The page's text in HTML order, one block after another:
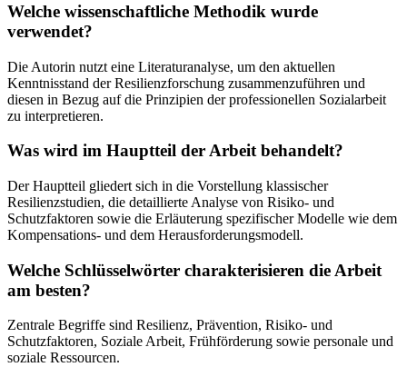
Welche wissenschaftliche Methodik wurde
verwendet?
Die Autorin nutzt eine Literaturanalyse, um den aktuellen
Kenntnisstand der Resilienzforschung zusammenzuführen und
diesen in Bezug auf die Prinzipien der professionellen Sozialarbeit
zu interpretieren.
Was wird im Hauptteil der Arbeit behandelt?
Der Hauptteil gliedert sich in die Vorstellung klassischer
Resilienzstudien, die detaillierte Analyse von Risiko- und
Schutzfaktoren sowie die Erläuterung spezifischer Modelle wie dem
Kompensations- und dem Herausforderungsmodell.
Welche Schlüsselwörter charakterisieren die Arbeit
am besten?
Zentrale Begriffe sind Resilienz, Prävention, Risiko- und
Schutzfaktoren, Soziale Arbeit, Frühförderung sowie personale und
soziale Ressourcen.